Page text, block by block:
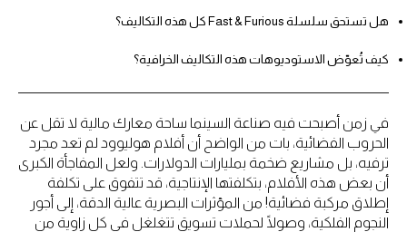
هل تستحق سلسلة Fast & Furious كل هذه التكاليف؟
كيف تُعوّض الاستوديوهات هذه التكاليف الخرافية؟
في زمن أصبحت فيه صناعة السينما ساحة معارك مالية لا تقل عن
الحروب الفضائية، بات من الواضح أن أفلام هوليوود لم تعد مجرد
ترفيه، بل مشاريع ضخمة بمليارات الدولارات. ولعل المفاجأة الكبرى
أن بعض هذه الأفلام، بتكلفتها الإنتاجية، قد تتفوق على تكلفة
إطلاق مركبة فضائية! من المؤثرات البصرية عالية الدقة، إلى أجور
النجوم الفلكية، وصولًا لحملات تسويق تتغلغل في كل زاوية من